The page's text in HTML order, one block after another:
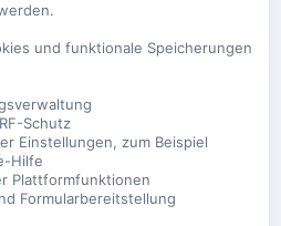
und funktionale Speicherungen
Schutz
Einstellungen, zum Beispiel
Hilfe
Plattformfunktionen
Formularbereitstellung